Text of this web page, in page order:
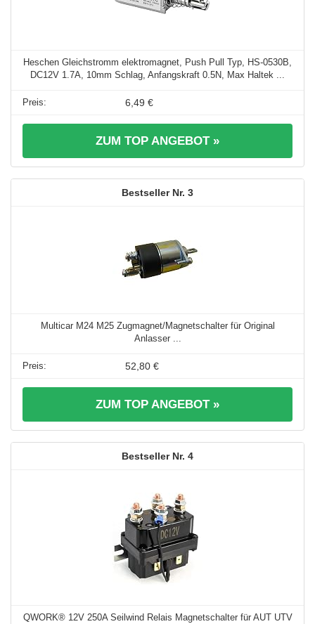
Heschen Gleichstromm elektromagnet, Push Pull Typ, HS-0530B,
DC12V 1.7A, 10mm Schlag, Anfangskraft 0.5N, Max Haltek ...
6,49 €
ZUM TOP ANGEBOT »
3
Multicar M24 M25 Zugmagnet/Magnetschalter für Original
Anlasser ...
52,80 €
ZUM TOP ANGEBOT »
4
QWORK® 12V 250A Seilwind Relais Magnetschalter für AUT UTV